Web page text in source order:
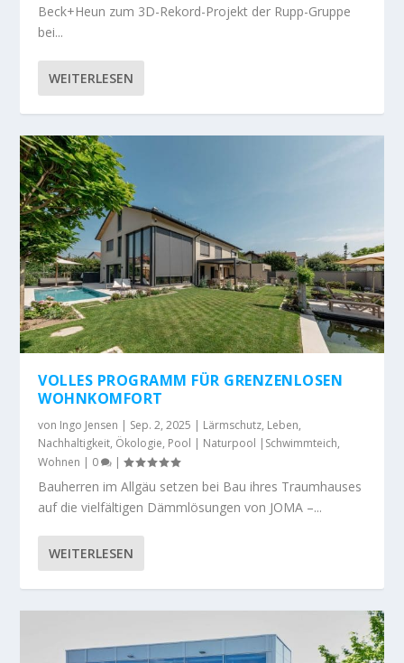
Beck+Heun zum 3D-Rekord-Projekt der Rupp-Gruppe
bei...
WEITERLESEN
VOLLES PROGRAMM FÜR GRENZENLOSEN
WOHNKOMFORT
von Ingo Jensen | Sep. 2, 2025 | Lärmschutz, Leben,
Nachhaltigkeit, Ökologie, Pool | Naturpool |Schwimmteich,
Wohnen | 0 |
Bauherren im Allgäu setzen bei Bau ihres Traumhauses
auf die vielfältigen Dämmlösungen von JOMA –...
WEITERLESEN